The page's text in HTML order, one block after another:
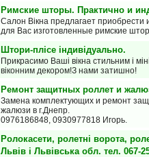
Римские шторы. Практично и
Салон Вiкна предлагает приобрести
для Вас изготовленные римские
Штори-плісе індивідуально.
Прикрасимо Ваші вікна стильним і
віконним декором!З нами затишно!
Ремонт защитных роллет и
Замена комплектующих и ремонт
жалюзи в г.Днепр.
0976186848, 0930977818 Игорь.
Ролокасети, ролетні ворота,
Львів і Львівська обл. тел. 067-